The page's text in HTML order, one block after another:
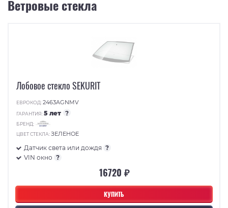
Ветровые стекла
КУПИТЬ
Лобовое стекло SEKURIT
ЕВРОКОД:2463AGNMV
ГАРАНТИЯ:5 лет ?
БРЕНД:
ЦВЕТ СТЕКЛА:ЗЕЛЕНОЕ
Датчик света или дождя ?
VIN окно ?
16720 ₽